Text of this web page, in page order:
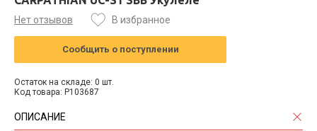
Нет отзывов В избранное
Сообщить о поступлении
Остаток на складе: 0 шт.
Код товара: P103687
ОПИСАНИЕ